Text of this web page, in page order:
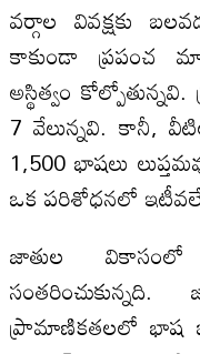
వర్గాల వివక్షకు
కాకుండా ప్రపంచ
అస్థిత్వం
7 వేలున్నవి. కానీ,
1,500 భాషలు
ఒక పరిశోధనలో
జాతుల
ప్రామాణికతలలో భాష